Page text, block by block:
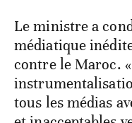
Le ministre a
médiatique
contre le Maroc.
tous les médias